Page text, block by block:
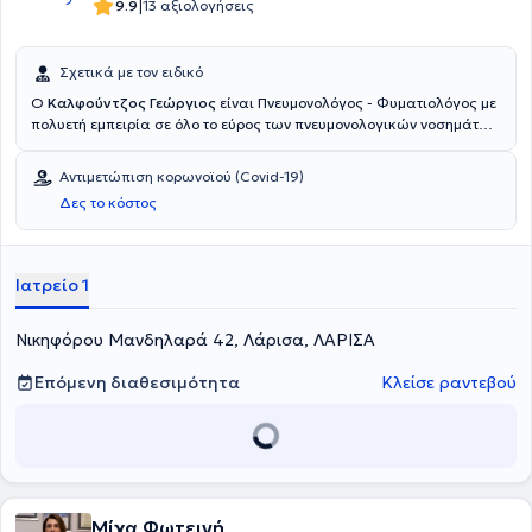
9.9|13 αξιολογήσεις
Σχετικά με τον ειδικό
Ο Καλφούντζος Γεώργιος είναι Πνευμονολόγος - Φυματιολόγος με
πολυετή εμπειρία σε όλο το εύρος των πνευμονολογικών νοσημάτων
Αντιμετώπιση κορωνοϊού (Covid-19)
Δες το κόστος
Ιατρείο 1
Νικηφόρου Μανδηλαρά 42, Λάρισα, ΛΑΡΙΣΑ
Επόμενη διαθεσιμότητα
Κλείσε ραντεβού
Μίχα Φωτεινή